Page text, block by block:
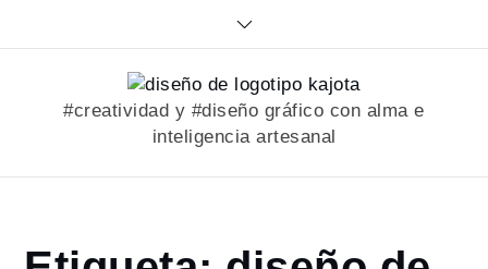
#creatividad y #diseño gráfico con alma e
inteligencia artesanal
Home